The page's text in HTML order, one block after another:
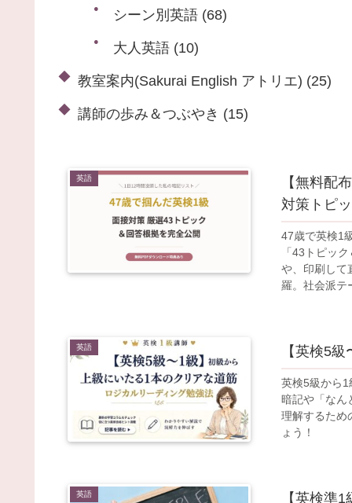
シーン別英語 (68)
大人英語 (10)
教室案内(Sakurai English アトリエ) (25)
講師の歩み＆つぶやき (15)
英語
【無料配
対策トピ
47歳で英検1
「43トピッ
や、印刷して
羅。社会派テ
英語 【英検5
英検5級から1
暗記や「なん
理解するため
ょう！
英語 【英検準